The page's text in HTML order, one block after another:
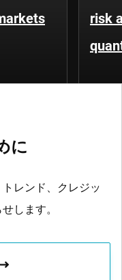
risk
に
レンド、クレジッ
します。